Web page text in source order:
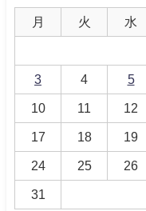
月 火 水
3 4 5
10 11 12
17 18 19
24 25 26
31